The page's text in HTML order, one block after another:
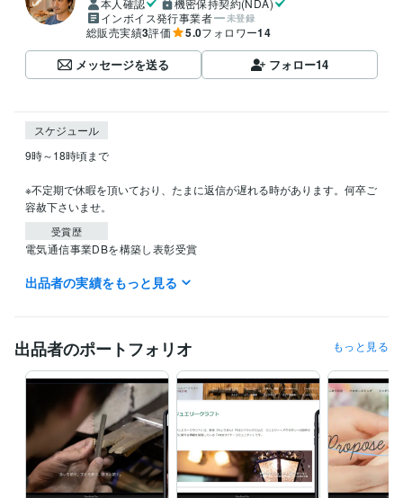
本人確認
機密保持契約(NDA)
インボイス発行事業者
未登録
総販売実績3評価 5.0フォロワー14
メッセージを送る フォロー14
スケジュール
9時～18時頃まで
※不定期で休暇を頂いており、たまに返信が遅れる時があります。何卒ご
容赦下さいませ。
受賞歴
電気通信事業DBを構築し表彰受賞
資格・検定
ITパスポート 取得年 : 2020年
ITコーディネータ（ITC） 取得年 : 2020年
ITパスポート 取得年 : 2019年
プログラミング言語・フレームワーク
CSS:15年 HTML:15年JavaScript:15年
SQL:12年
MySQL:12年
ビジネス・クリエイティブツール
WordPress:15年Google サイト:5年Google スプレッドシート:10年
出品者の実績をもっと見る
出品者のポートフォリオ もっと見る